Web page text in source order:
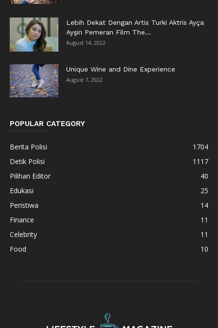
Lebih Dekat Dengan Artis Turki Aktris Ayça
Ayşin Pemeran Film The...
August 14, 2022
Unique Wine and Dine Experience
August 7, 2022
POPULAR CATEGORY
Berita Polisi
1704
Detik Polisi
1117
Pilihan Editor
40
Edukasi
25
Peristiwa
14
Finance
11
Celebrity
11
Food
10